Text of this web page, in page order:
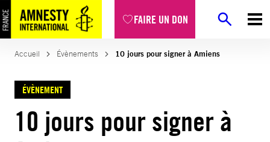
FAIRE UN DON
Accueil Évènements 10 jours pour signer à Amiens
ÉVÈNEMENT
10 jours pour signer à